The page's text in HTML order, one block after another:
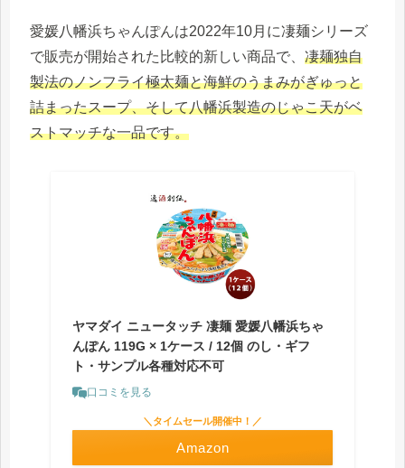
愛媛八幡浜ちゃんぽんは2022年10月に凄麺シリーズ
で販売が開始された比較的新しい商品で、 凄麺独自
製法のノンフライ極太麺と海鮮のうまみがぎゅっと
詰まったスープ、そして八幡浜製造のじゃこ天がベ
ストマッチな一品です。
ヤマダイ ニュータッチ 凄麺 愛媛八幡浜ちゃ
んぽん 119G × 1ケース / 12個 のし・ギフ
ト・サンプル各種対応不可
口コミを見る
＼タイムセール開催中！／
Amazon